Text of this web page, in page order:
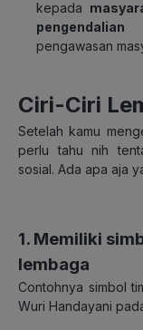
kepada
pengendalian
pengawasan
Ciri-Ciri
Setelah kamu
perlu tahu nih
sosial. Ada apa aja
1. Memiliki
lembaga
Contohnya simbol
Wuri Handayani